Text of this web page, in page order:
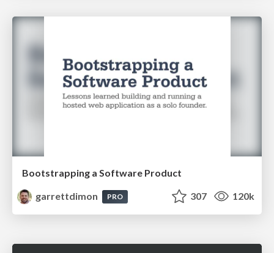
Bootstrapping a Software Product
garrettdimon
PRO 307 120k